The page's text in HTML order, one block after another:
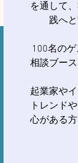
を通して
践へ
100名の
相談ブー
起業家や
トレンド
心がある